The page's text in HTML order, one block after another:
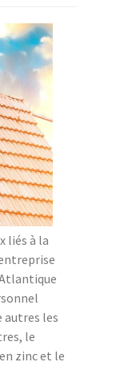
liés à la
les
le
zinc et le